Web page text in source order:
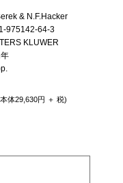
& N.F.Hacker
975142-64-3
KLUWER
体29,630円 ＋ 税)